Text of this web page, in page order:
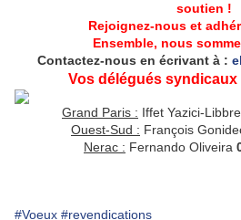
soutien !
Rejoignez-nous et
Ensemble, nous
Contactez-nous en écrivant à :
Vos délégués syndicaux
Grand Paris : Iffet Yazici-
Ouest-Sud : François
Nerac : Fernando Oliveira
#Voeux #revendications